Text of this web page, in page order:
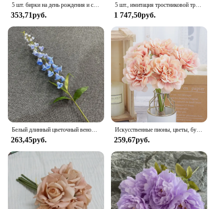
5 шт. бирки на день рождения и свадьбу, декор для свадебного стола, Свадебный декор, деревянные имена под заказ, деревянные бирки на свадьбу
353,71руб.
5 шт., имитация тростниковой травы, зеленые растения, свадебная цветочная лесная композиция, фон для дня рождения, декор для дома, сада, искусственные растения
1 747,50руб.
263,45руб.
Искусственные пионы, цветы, букет невесты для свадьбы, супермаркета, украшение для гостиной, домашнее искусственное украшение, дешево
259,67руб.